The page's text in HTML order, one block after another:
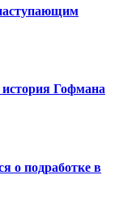
Гофмана
о подработке в